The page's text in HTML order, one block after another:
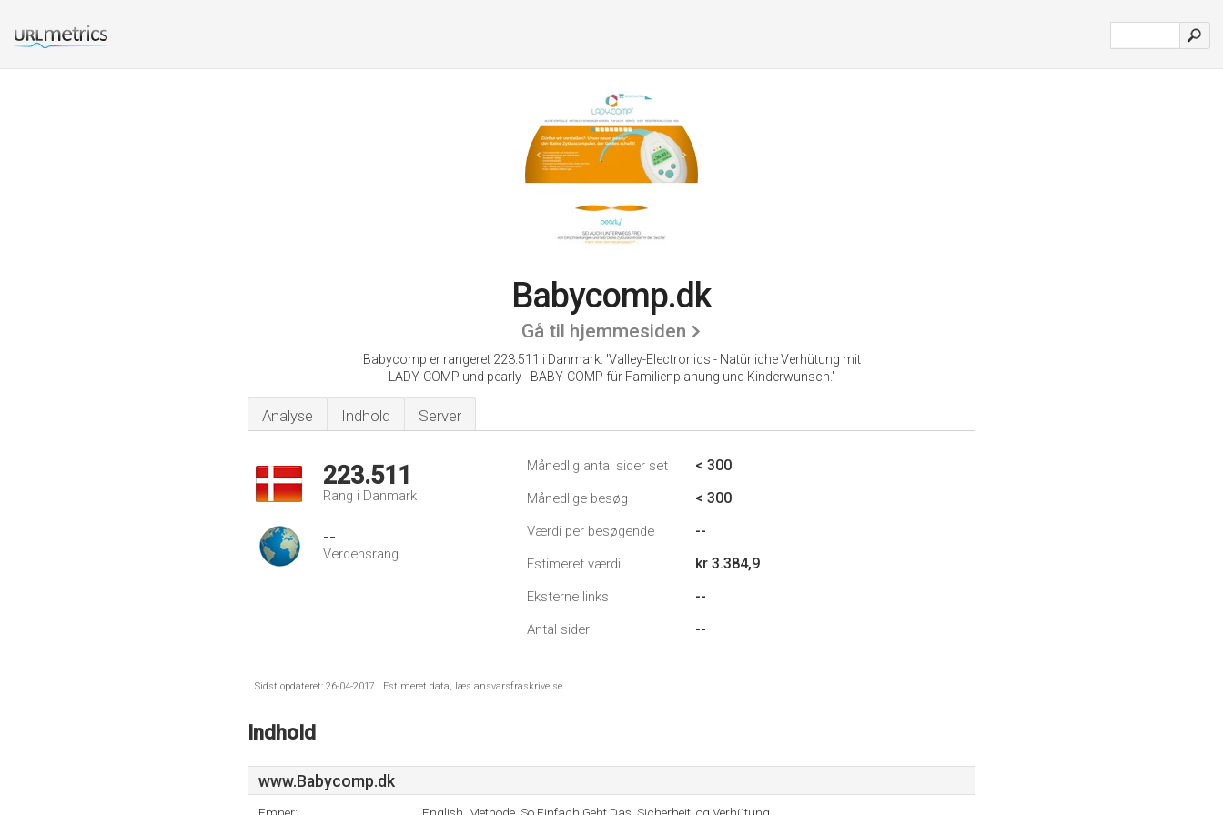
Babycomp.dk
Gå til hjemmesiden
Babycomp er rangeret 223.511 i Danmark. 'Valley-Electronics - Natürliche Verhütung mit
LADY-COMP und pearly - BABY-COMP für Familienplanung und Kinderwunsch.'
Analyse Indhold Server
223.511
Rang i Danmark
--
Verdensrang
Månedlig antal sider set < 300
Månedlige besøg < 300
Værdi per besøgende --
Estimeret værdi kr 3.384,9
Eksterne links --
Antal sider --
Sidst opdateret: 26-04-2017 . Estimeret data, læs ansvarsfraskrivelse.
Indhold
www.Babycomp.dk